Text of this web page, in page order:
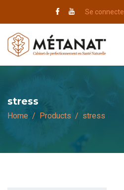
Se
stress
Home Products stress